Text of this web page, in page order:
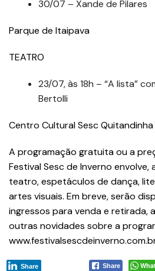
30/07 – Xande de Pilares
Parque de Itaipava
TEATRO
23/07, às 18h – “A lista”
Bertolli
Centro Cultural Sesc Quitandinha
A programação gratuita ou a
Festival Sesc de Inverno envolve,
teatro, espetáculos de dança,
artes visuais. Em breve, serão
ingressos para venda e retirada,
outras novidades sobre a
Share
Share